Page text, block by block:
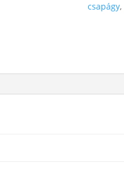
csapágy,